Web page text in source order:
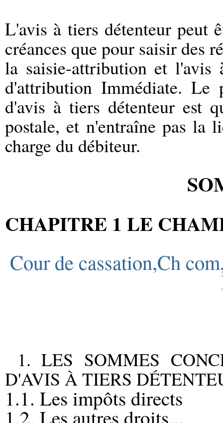
L'avis à tiers détenteur peut
créances que pour saisir des
la saisie-attribution et l'avis
d'attribution Immédiate. Le
d'avis à tiers détenteur est
postale, et n'entraîne pas la
charge du débiteur.
CHAPITRE 1 LE
Cour de cassation,Ch
1. LES SOMMES
D'AVIS À TIERS
1.1. Les impôts directs
1.2. Les autres droits...